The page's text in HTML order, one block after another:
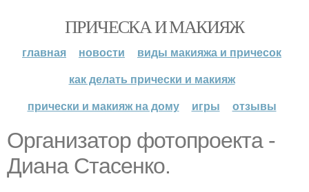
ПРИЧЕСКА И МАКИЯЖ
главная новости
виды макияжа и причесок
как делать прически и макияж
прически и макияж на дому
игры отзывы
Организатор фотопроекта -
Диана Стасенко.